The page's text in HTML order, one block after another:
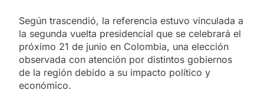
Según trascendió, la referencia estuvo vinculada a
la segunda vuelta presidencial que se celebrará el
próximo 21 de junio en Colombia, una elección
observada con atención por distintos gobiernos
de la región debido a su impacto político y
económico.